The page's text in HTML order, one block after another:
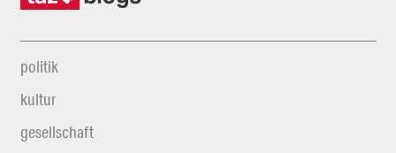
politik
kultur
gesellschaft